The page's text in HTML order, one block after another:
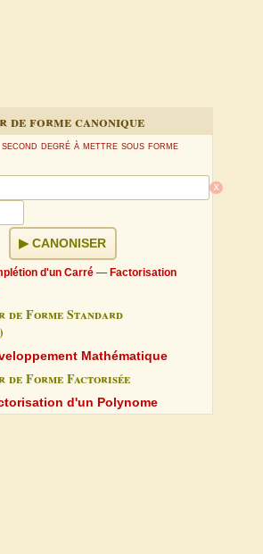
forme canonique
second degré à mettre sous forme
x
CANONISER
d'un Carré — Factorisation
Forme Standard
Mathématique
Forme Factorisée
d'un Polynome